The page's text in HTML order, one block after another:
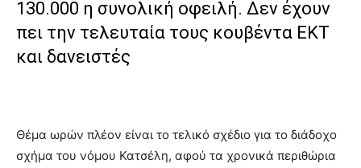
130.000 η συνολική οφειλή. Δεν έχουν
πει την τελευταία τους κουβέντα ΕΚΤ
και δανειστές
Θέμα ωρών πλέον είναι το τελικό σχέδιο για το διάδοχο
σχήμα του νόμου Κατσέλη, αφού τα χρονικά περιθώρια